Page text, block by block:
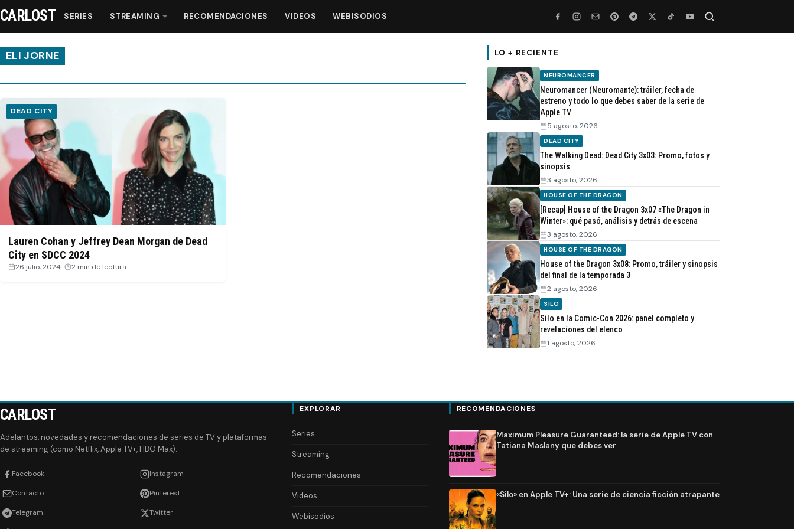
Streaming
Recomendaciones
Videos
Webisodios
CARLOST SERIES STREAMING RECOMENDACIONES VIDEOS WEBISODIOS
ELI JORNE
DEAD CITY
Lauren Cohan y Jeffrey Dean Morgan de Dead
City en SDCC 2024
26 julio, 2024 2 min de lectura
LO + RECIENTE
NEUROMANCER
Neuromancer (Neuromante): tráiler, fecha de
estreno y todo lo que debes saber de la serie de
Apple TV
5 agosto, 2026
DEAD CITY
The Walking Dead: Dead City 3x03: Promo, fotos y
sinopsis
3 agosto, 2026
HOUSE OF THE DRAGON
[Recap] House of the Dragon 3x07 «The Dragon in
Winter»: qué pasó, análisis y detrás de escena
3 agosto, 2026
HOUSE OF THE DRAGON
House of the Dragon 3x08: Promo, tráiler y sinopsis
del final de la temporada 3
2 agosto, 2026
SILO
Silo en la Comic-Con 2026: panel completo y
revelaciones del elenco
1 agosto, 2026
CARLOST
Adelantos, novedades y recomendaciones de series de TV y plataformas
de streaming (como Netflix, Apple TV+, HBO Max).
Facebook Instagram
Contacto Pinterest
Telegram Twitter
EXPLORAR
Series
Streaming
Recomendaciones
Videos
Webisodios
RECOMENDACIONES
Maximum Pleasure Guaranteed: la serie de Apple TV con
Tatiana Maslany que debes ver
«Silo» en Apple TV+: Una serie de ciencia ficción atrapante